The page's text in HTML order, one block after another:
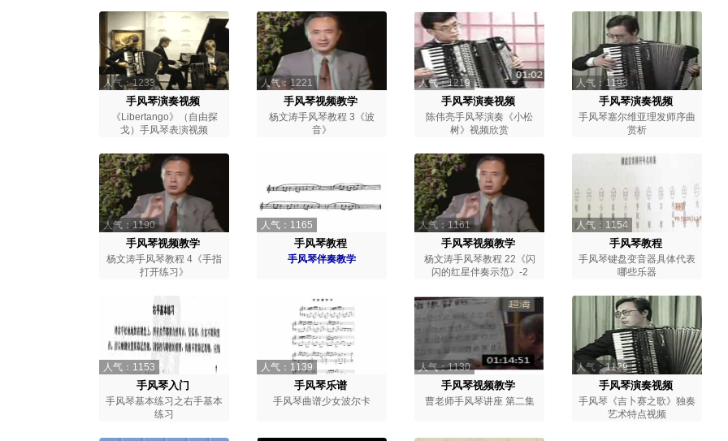
人气：1233
手风琴演奏视频
《Libertango》（自由探
戈）手风琴表演视频
人气：1221
手风琴视频教学
杨文涛手风琴教程 3《波
音》
人气：1219
手风琴演奏视频
陈伟亮手风琴演奏《小松
树》视频欣赏
人气：1193
手风琴演奏视频
手风琴塞尔维亚理发师序曲
赏析
人气：1190
手风琴视频教学
杨文涛手风琴教程 4《手指
打开练习》
人气：1165
手风琴教程
手风琴伴奏教学
人气：1161
手风琴视频教学
杨文涛手风琴教程 22《闪
闪的红星伴奏示范》-2
人气：1154
手风琴教程
手风琴键盘变音器具体代表
哪些乐器
人气：1153
手风琴入门
手风琴基本练习之右手基本
练习
人气：1139
手风琴乐谱
手风琴曲谱少女波尔卡
人气：1130
手风琴视频教学
曹老师手风琴讲座 第二集
人气：1129
手风琴演奏视频
手风琴《吉卜赛之歌》独奏
艺术特点视频